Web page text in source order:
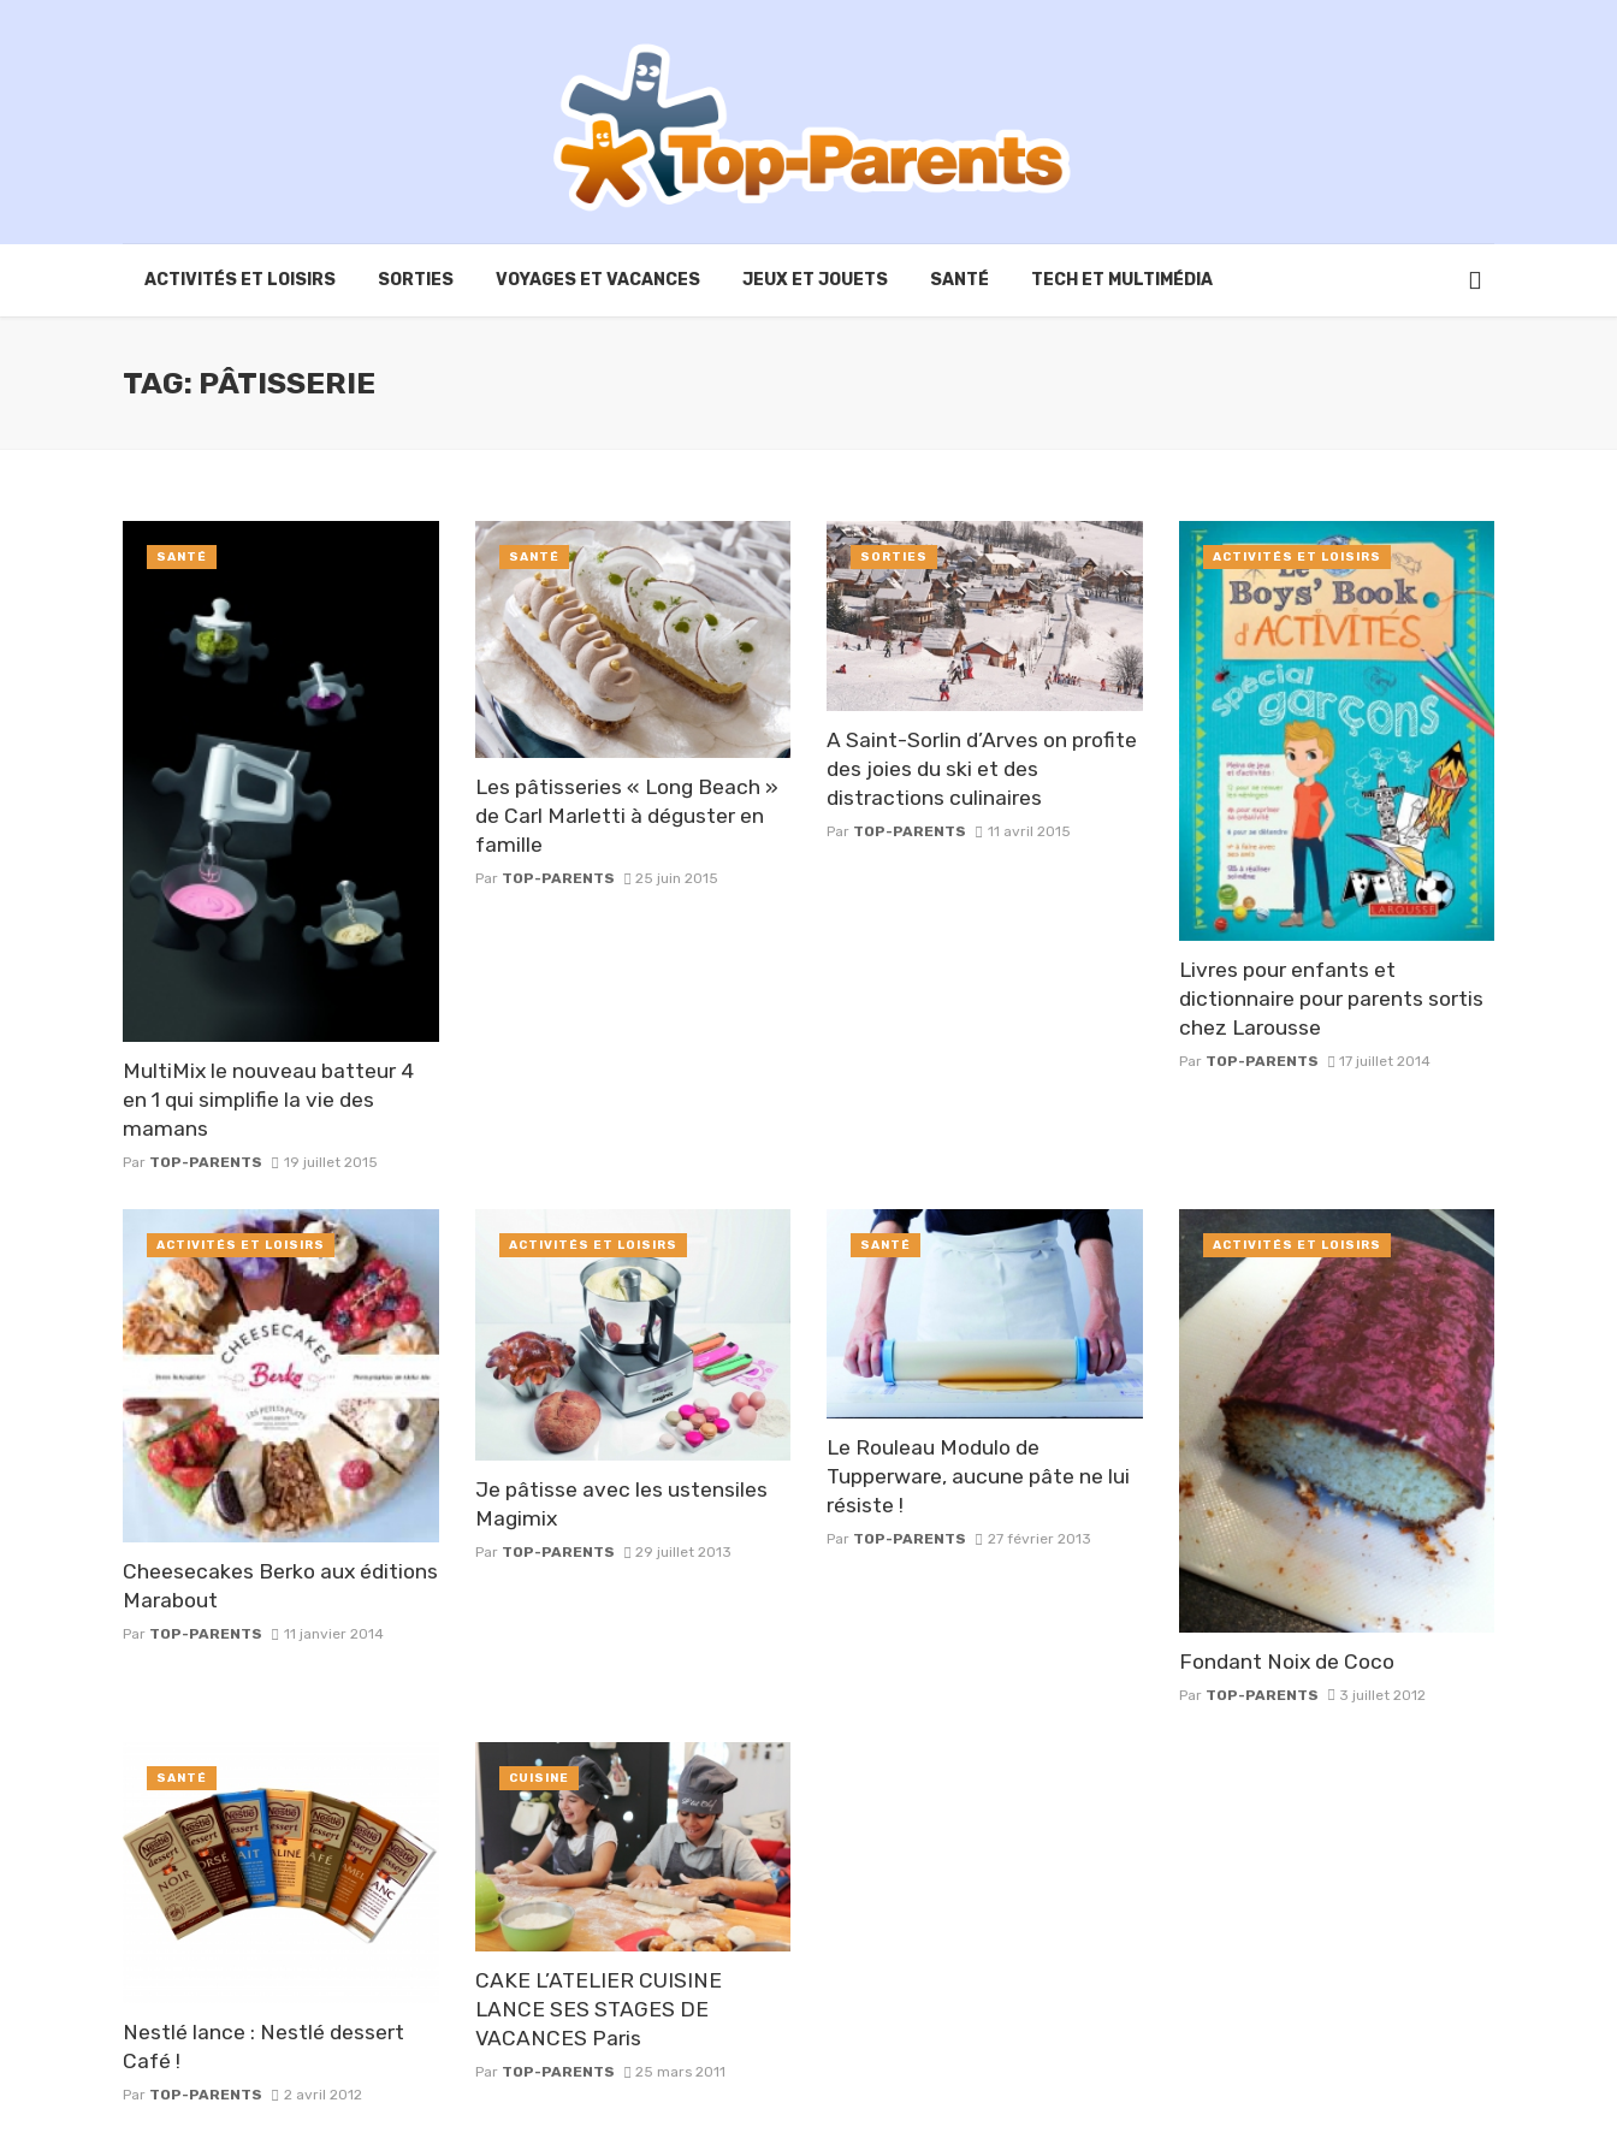
ACTIVITÉS ET LOISIRS SORTIES VOYAGES ET VACANCES JEUX ET JOUETS SANTÉ TECH ET MULTIMÉDIA
TAG: PÂTISSERIE
MultiMix le nouveau batteur 4
en 1 qui simplifie la vie des
mamans
Par TOP-PARENTS 19 juillet 2015
SANTÉ
Les pâtisseries « Long Beach »
de Carl Marletti à déguster en
famille
Par TOP-PARENTS 25 juin 2015
SANTÉ
A Saint-Sorlin d’Arves on profite
des joies du ski et des
distractions culinaires
Par TOP-PARENTS 11 avril 2015
SORTIES
Livres pour enfants et
dictionnaire pour parents sortis
chez Larousse
Par TOP-PARENTS 17 juillet 2014
ACTIVITÉS ET LOISIRS
Cheesecakes Berko aux éditions
Marabout
Par TOP-PARENTS 11 janvier 2014
ACTIVITÉS ET LOISIRS
Je pâtisse avec les ustensiles
Magimix
Par TOP-PARENTS 29 juillet 2013
ACTIVITÉS ET LOISIRS
Le Rouleau Modulo de
Tupperware, aucune pâte ne lui
résiste !
Par TOP-PARENTS 27 février 2013
SANTÉ
Fondant Noix de Coco
Par TOP-PARENTS 3 juillet 2012
ACTIVITÉS ET LOISIRS
Nestlé lance : Nestlé dessert
Café !
Par TOP-PARENTS 2 avril 2012
SANTÉ
CAKE L’ATELIER CUISINE
LANCE SES STAGES DE
VACANCES Paris
Par TOP-PARENTS 25 mars 2011
CUISINE